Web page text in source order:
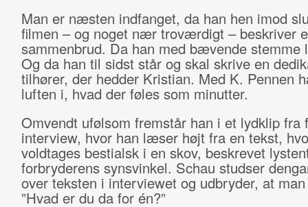
Man er næsten indfanget, da han hen imod
filmen – og noget nær troværdigt – beskriver
sammenbrud. Da han med bævende
Og da han til sidst står og skal skrive en
tilhører, der hedder Kristian. Med K. Pennen
luften i, hvad der føles som minutter.
Omvendt ufølsom fremstår han i et lydklip fra
interview, hvor han læser højt fra en tekst,
voldtages bestialsk i en skov, beskrevet
forbryderens synsvinkel. Schau studser
over teksten i interviewet og udbryder, at
”Hvad er du da for én?”